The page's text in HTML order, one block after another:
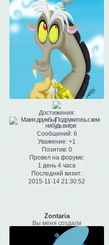
Достижения:
Сообщений:6
Уважение: +1
Позитив: 0
Провел на форуме:
1 день 4 часа
Последний визит:
2015-11-14 21:30:52
Zontaria
Вы меня создали